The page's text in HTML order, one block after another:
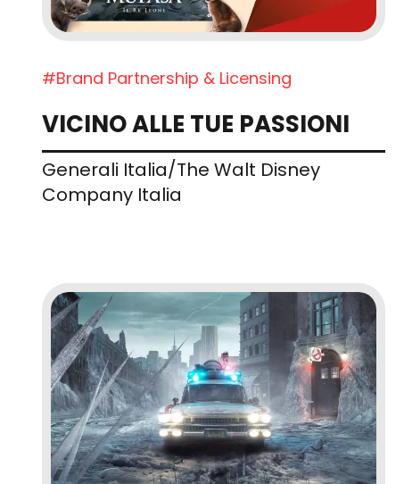
#Brand Partnership & Licensing
VICINO ALLE TUE PASSIONI
Generali Italia/The Walt Disney
Company Italia